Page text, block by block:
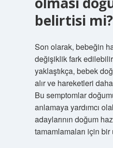
belirtisi mi?
Son olarak, bebeğin
değişiklik fark
yaklaştıkça, bebek
alır ve hareketleri
Bu semptomlar
anlamaya yardımcı
adaylarının doğum
tamamlamaları için